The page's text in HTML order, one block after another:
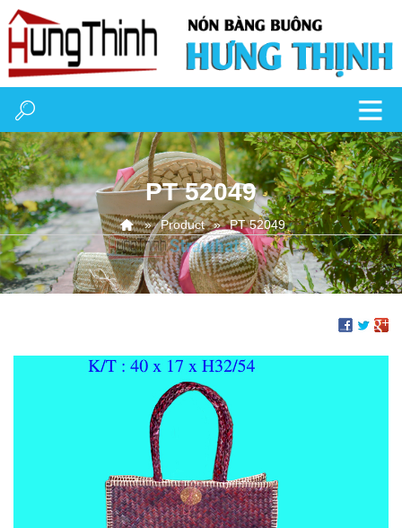
PT 52049
Product PT 52049